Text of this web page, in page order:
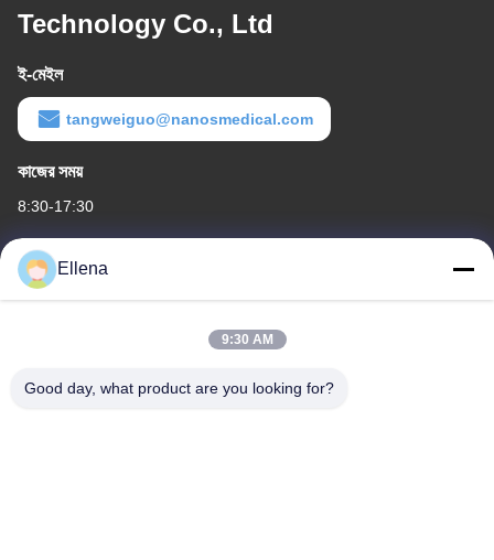
Technology Co., Ltd
ই-মেইল
tangweiguo@nanosmedical.com
কাজের সময়
8:30-17:30
আমাদের ঠিকানা
কোম্পানির ঠিকানা
১১ নং জেলা, হুয়াইন ইন্ডাস্ট্রিয়াল হারবার, নং 18১৮, ওয়েস্ট কেলিন রোড, চেংডু স্ট্রেইটস
সায়েন্স অ্যান্ড টেক ইন্ডাস্ট্রিয়াল ডেভেলপমেন্ট পার্ক, ওয়েঞ্জিয়াং জেলা, চেংদু শহর, সিচুয়ান
Ellena
9:30 AM
Good day, what product are you looking for?